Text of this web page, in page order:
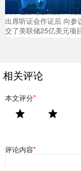
大牛证券港股 杰伊・鲍
出席听证会作证后 向参
交了美联储25亿美元项
关细节文件
相关评论
本文评分*
评论内容*